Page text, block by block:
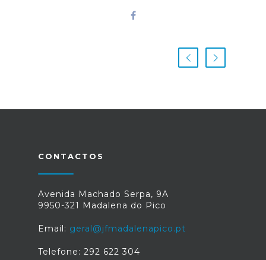
CONTACTOS
Avenida Machado Serpa, 9A
9950-321 Madalena do Pico
Email: geral@jfmadalenapico.pt
Telefone: 292 622 304